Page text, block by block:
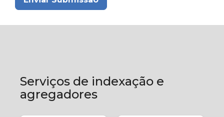
Serviços de indexação e
agregadores